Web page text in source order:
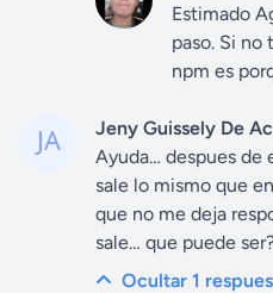
Estimado
paso. Si
npm es
Jeny Guissely De
Ayuda… despues
sale lo mismo que
que no me deja
sale… que puede
Ocultar 1